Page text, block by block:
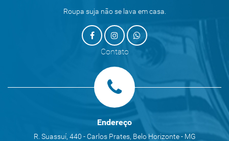
Roupa suja não se lava em casa.
Contato
Endereço
R. Suassuí, 440 - Carlos Prates, Belo Horizonte - MG